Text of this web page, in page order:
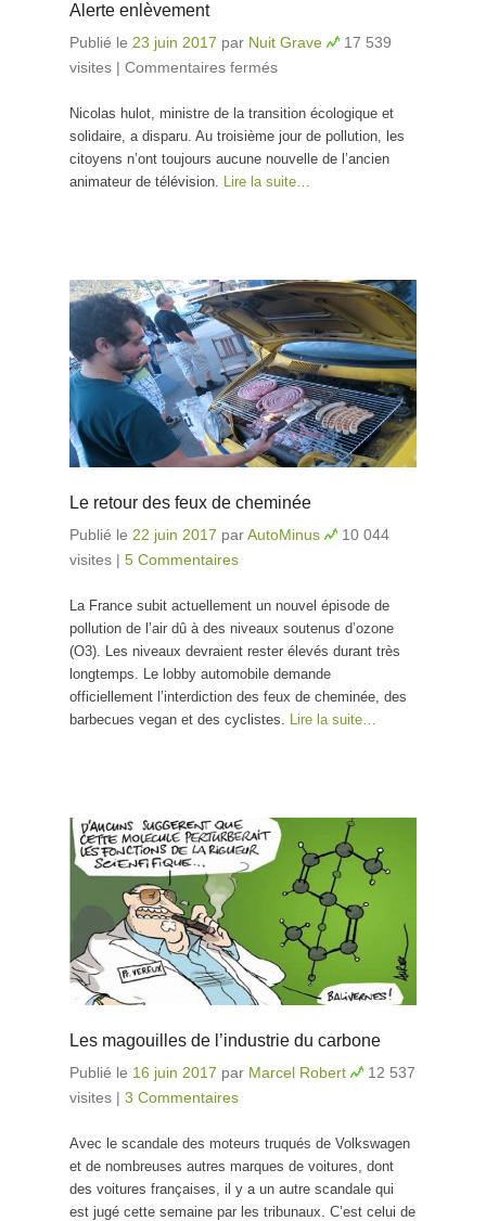
Alerte enlèvement
Publié le 23 juin 2017 par Nuit Grave
17 539
visites | Commentaires fermés
Nicolas hulot, ministre de la transition écologique et
solidaire, a disparu. Au troisième jour de pollution, les
citoyens n’ont toujours aucune nouvelle de l’ancien
animateur de télévision. Lire la suite…
Le retour des feux de cheminée
Publié le 22 juin 2017 parAutoMinus
10 044
visites | 5 Commentaires
La France subit actuellement un nouvel épisode de
pollution de l’air dû à des niveaux soutenus d’ozone
(O3). Les niveaux devraient rester élevés durant très
longtemps. Le lobby automobile demande
officiellement l’interdiction des feux de cheminée, des
barbecues vegan et des cyclistes. Lire la suite…
Les magouilles de l’industrie du carbone
Publié le 16 juin 2017 par Marcel Robert
12 537
visites | 3 Commentaires
Avec le scandale des moteurs truqués de Volkswagen
et de nombreuses autres marques de voitures, dont
des voitures françaises, il y a un autre scandale qui
est jugé cette semaine par les tribunaux. C’est celui de